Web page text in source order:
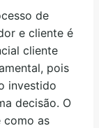
de
e cliente é
cliente
pois
investido
decisão. O
como as